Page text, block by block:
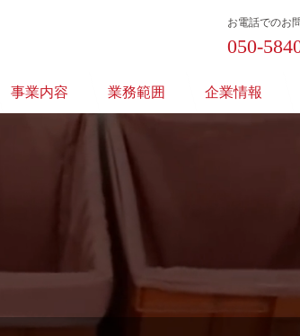
お電話でのお
050-
事業内容 業務範囲 企業情報